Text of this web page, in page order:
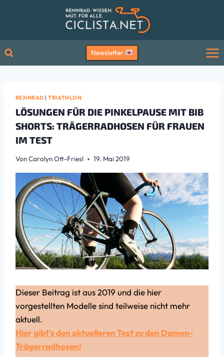
Newsletter
RENNRAD |TRIATHLON
LÖSUNGEN FÜR DIE PINKELPAUSE MIT BIB
SHORTS: TRÄGERRADHOSEN FÜR FRAUEN
IM TEST
VonCarolyn Ott-Friesl 19. Mai 2019
Dieser Beitrag ist aus 2019 und die hier
vorgestellten Modelle sind teilweise nicht mehr
aktuell.
Hier gibt’s den aktuelleren Test zu den Damen-
Trägerradhosen!